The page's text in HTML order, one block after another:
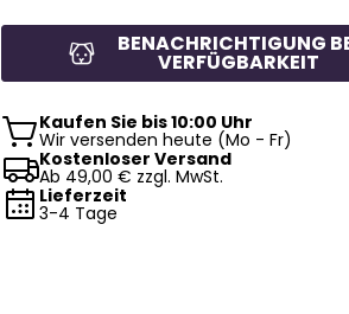
BENACHRICHTIGUNG
VERFÜGBARKEIT
Kaufen Sie bis 10:00 Uhr
Wir versenden heute (Mo - Fr)
Kostenloser Versand
Ab 49,00 € zzgl. MwSt.
Lieferzeit
3-4 Tage